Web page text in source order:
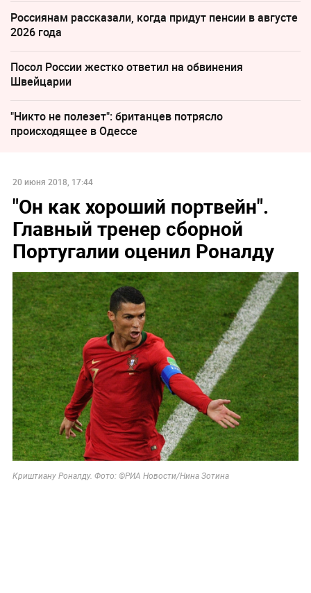
Россиянам рассказали, когда придут пенсии в августе
2026 года
Посол России жестко ответил на обвинения
Швейцарии
"Никто не полезет": британцев потрясло
происходящее в Одессе
20 июня 2018, 17:44
"Он как хороший портвейн".
Главный тренер сборной
Португалии оценил Роналду
Криштиану Роналду. Фото: ©РИА Новости/Нина Зотина